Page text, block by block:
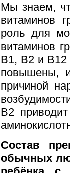
Мы знаем,
витаминов
роль для
витаминов
В1, В2 и В12
повышены,
причиной
В2
Состав
обычных